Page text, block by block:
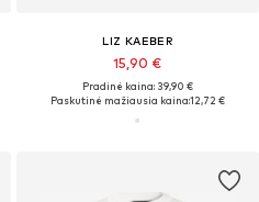
LIZ KAEBER
15,90 €
Pradinė kaina: 39,90 €
Paskutinė mažiausia kaina:12,72 €